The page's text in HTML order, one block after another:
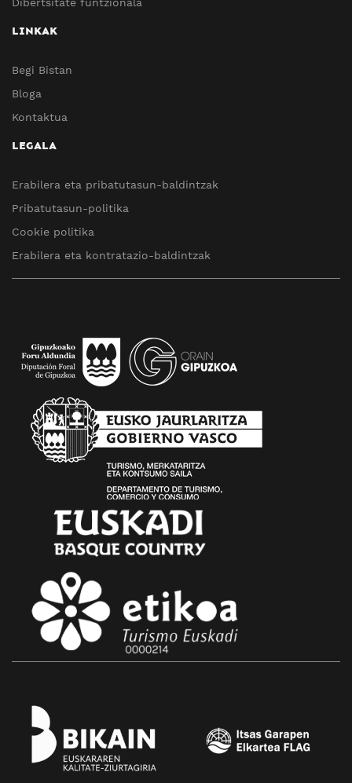
LINKAK
Begi Bistan
Bloga
Kontaktua
LEGALA
Erabilera eta pribatutasun-baldintzak
Pribatutasun-politika
Cookie politika
Erabilera eta kontratazio-baldintzak